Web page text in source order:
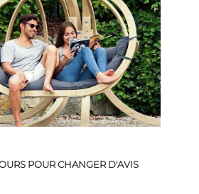
POUR CHANGER D'AVIS